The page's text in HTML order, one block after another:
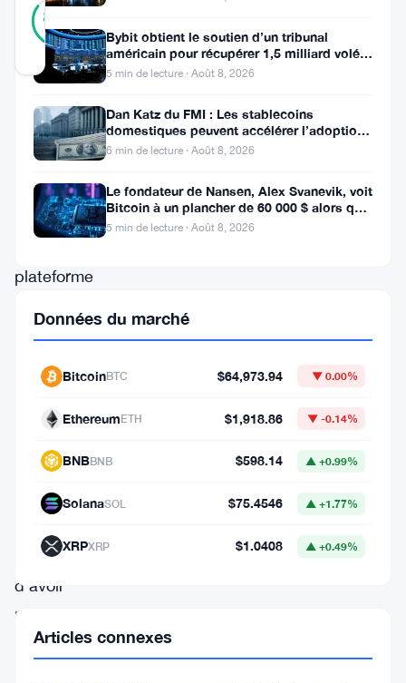
85
RÉEL
Vérifié
Mis à jour 2 mois il y a
Polymarket
est
dans
collimateur.
plateforme
prédiction
accusations
d’avoir
payé
des
Bybit obtient le soutien d’un tribunal
américain pour récupérer 1,5 milliard volés
par Lazarus
5 min de lecture · Août 8, 2026
Dan Katz du FMI : Les stablecoins
domestiques peuvent accélérer l’adoption
du dollar numérique
6 min de lecture · Août 8, 2026
Le fondateur de Nansen, Alex Svanevik, voit
Bitcoin à un plancher de 60 000 $ alors que
les actifs tokenisés
5 min de lecture · Août 8, 2026
Données du marché
BitcoinBTC $64,973.94 ▼ 0.00%
EthereumETH $1,918.86 ▼ -0.14%
BNBBNB $598.14 ▲ +0.99%
SolanaSOL $75.4546 ▲ +1.77%
XRPXRP $1.0408 ▲ +0.49%
Articles connexes